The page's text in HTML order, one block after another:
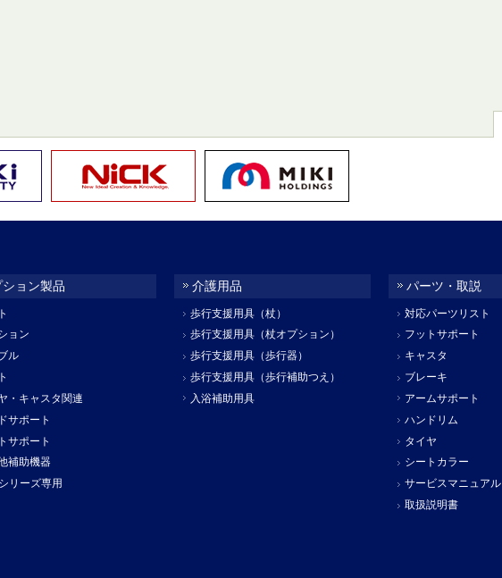
ション製品
ョン
ル
・キャスタ関連
サポート
サポート
補助機器
リーズ専用
介護用品
歩行支援用具（杖）
歩行支援用具（杖オプション）
歩行支援用具（歩行器）
歩行支援用具（歩行補助つえ）
入浴補助用具
パーツ・取説
対応パーツリスト
フットサポート
キャスタ
ブレーキ
アームサポート
ハンドリム
タイヤ
シートカラー
サービスマニュアル
取扱説明書